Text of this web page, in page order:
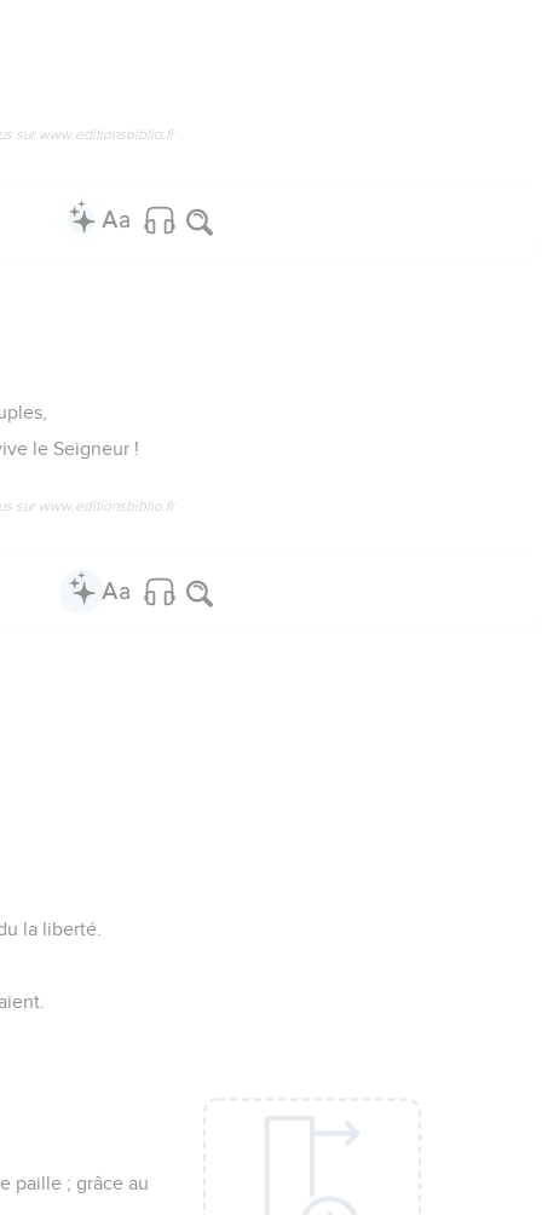
sur www.editionsbiblio.fr
le Seigneur !
sur www.editionsbiblio.fr
la liberté.
paille ; grâce au